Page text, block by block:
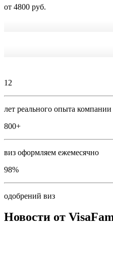
от 4800 руб.
12
лет реального опыта компании
800+
виз оформляем ежемесячно
98%
одобрений виз
Новости от